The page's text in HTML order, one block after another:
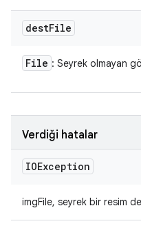
destFile
File : Seyrek olmayan
Verdiği hatalar
IOException
imgFile, seyrek bir resim